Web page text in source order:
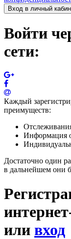
Вход в личный
Войти
сети:
Каждый
преимуществ:
Информация
Достаточно один
в дальнейшем они
или вход